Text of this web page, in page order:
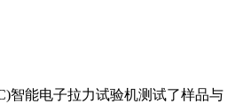
智能电子拉力试验机测试了样品与